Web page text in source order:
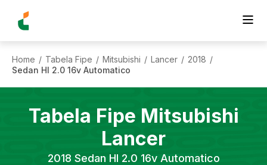
Home / Tabela Fipe / Mitsubishi / Lancer / 2018 /
Sedan Hl 2.0 16v Automatico
Tabela Fipe Mitsubishi
Lancer
2018 Sedan Hl 2.0 16v Automatico